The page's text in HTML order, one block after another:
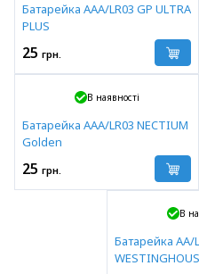
Батарейка AAA/LR03 GP ULTRA
PLUS
25 грн.
В наявності
Батарейка AAA/LR03 NECTIUM
Golden
25 грн.
В
Батарейка AA/